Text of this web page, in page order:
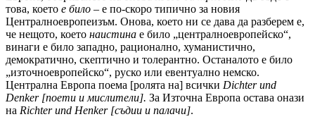
това, което е било – е по-скоро типично за новия
Централноевропеизъм. Онова, което ни се дава да разберем е,
че нещото, което наистина е било „централноевропейско“,
винаги е било западно, рационално, хуманистично,
демократично, скептично и толерантно. Останалото е било
„източноевропейско“, руско или евентуално немско.
Централна Европа поема [ролята на] всички Dichter und
Denker [поети и мислители]. За Източна Европа остава онази
на Richter und Henker [съдии и палачи].